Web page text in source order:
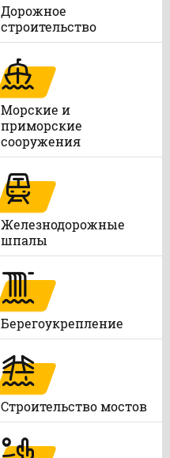
Дорожное
строительство
Морские и
приморские
сооружения
Железнодорожные
шпалы
Берегоукрепление
Строительство мостов